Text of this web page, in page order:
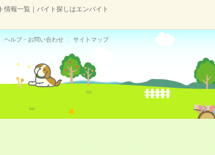
報一覧｜バイト探しはエンバイト
ヘルプ・お問い合わせ サイトマップ